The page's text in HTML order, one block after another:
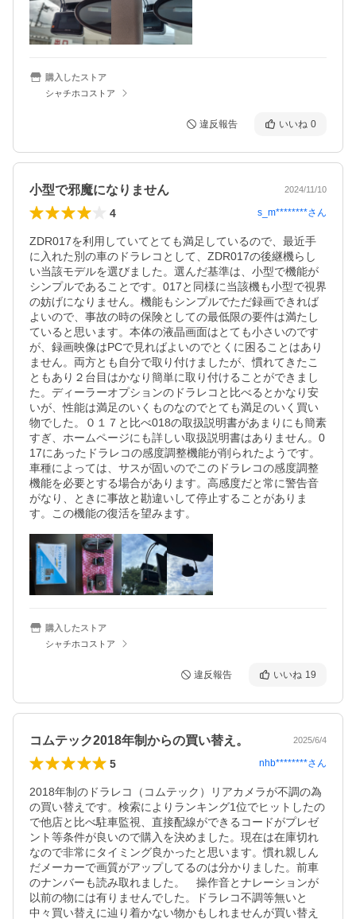
購入したストア
シャチホコストア
違反報告 いいね 0
小型で邪魔になりません 2024/11/10
4 s_m********さん
ZDR017を利用していてとても満足しているので、最近手
に入れた別の車のドラレコとして、ZDR017の後継機らし
い当該モデルを選びました。選んだ基準は、小型で機能が
シンプルであることです。017と同様に当該機も小型で視界
の妨げになりません。機能もシンプルでただ録画できれば
よいので、事故の時の保険としての最低限の要件は満たし
ていると思います。本体の液晶画面はとても小さいのです
が、録画映像はPCで見ればよいのでとくに困ることはあり
ません。両方とも自分で取り付けましたが、慣れてきたこ
ともあり２台目はかなり簡単に取り付けることができまし
た。ディーラーオプションのドラレコと比べるとかなり安
いが、性能は満足のいくものなのでとても満足のいく買い
物でした。０１７と比べ018の取扱説明書があまりにも簡素
すぎ、ホームページにも詳しい取扱説明書はありません。0
17にあったドラレコの感度調整機能が削られたようです。
車種によっては、サスが固いのでこのドラレコの感度調整
機能を必要とする場合があります。高感度だと常に警告音
がなり、ときに事故と勘違いして停止することがありま
す。この機能の復活を望みます。
購入したストア
シャチホコストア
違反報告 いいね 19
コムテック2018年制からの買い替え。 2025/6/4
5 nhb********さん
2018年制のドラレコ（コムテック）リアカメラが不調の為
の買い替えです。検索によりランキング1位でヒットしたの
で他店と比べ駐車監視、直接配線ができるコードがプレゼ
ント等条件が良いので購入を決めました。現在は在庫切れ
なので非常にタイミング良かったと思います。慣れ親しん
だメーカーで画質がアップしてるのは分かりました。前車
のナンバーも読み取れました。　操作音とナレーションが
以前の物には有りませんでした。ドラレコ不調等無いと
中々買い替えに辿り着かない物かもしれませんが買い替え